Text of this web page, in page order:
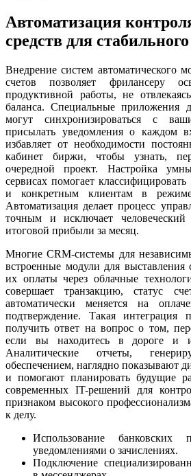
Автоматизация
средств для
Внедрение систем автоматического
счетов позволяет фрилансеру
продуктивной работы, не
баланса. Специальные приложения
могут синхронизироваться с
присылать уведомления о каждом
избавляет от необходимости
кабинет биржи, чтобы узнать,
очередной проект. Настройка
сервисах помогает
и конкретным клиентам в
Автоматизация делает процесс
точным и исключает
итоговой прибыли за месяц.
Многие CRM-системы для
встроенные модули для выставления
их оплаты через облачные
совершает транзакцию, статус
автоматически меняется на
подтверждение. Такая интеграция
получить ответ на вопрос о том,
если вы находитесь в дороге и
Аналитические отчеты,
обеспечением, наглядно показывают
и помогают планировать будущие
современных IT-решений для
признаком высокого
к делу.
Использование
уведомлениями о зачислениях.
Подключение